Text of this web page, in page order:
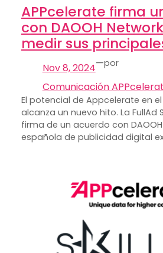
APPcelerate firma
con DAOOH
medir sus
Nov 8, 2024—por
Comunicación
El potencial de Appcelerate en
alcanza un nuevo hito. La FullAd
firma de un acuerdo con
española de publicidad digital